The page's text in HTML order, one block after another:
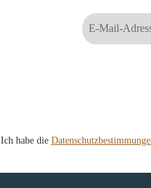
E-
Mail-
Ich habe die